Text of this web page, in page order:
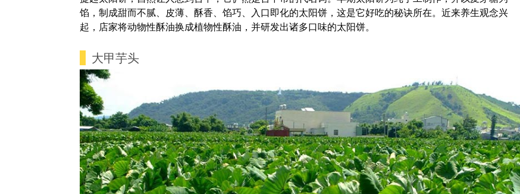
馅，制成甜而不腻、皮薄、酥香、馅巧、入口即化的太阳饼，这是它好吃的秘诀所在。近来养生观念兴
起，店家将动物性酥油换成植物性酥油，并研发出诸多口味的太阳饼。
大甲芋头